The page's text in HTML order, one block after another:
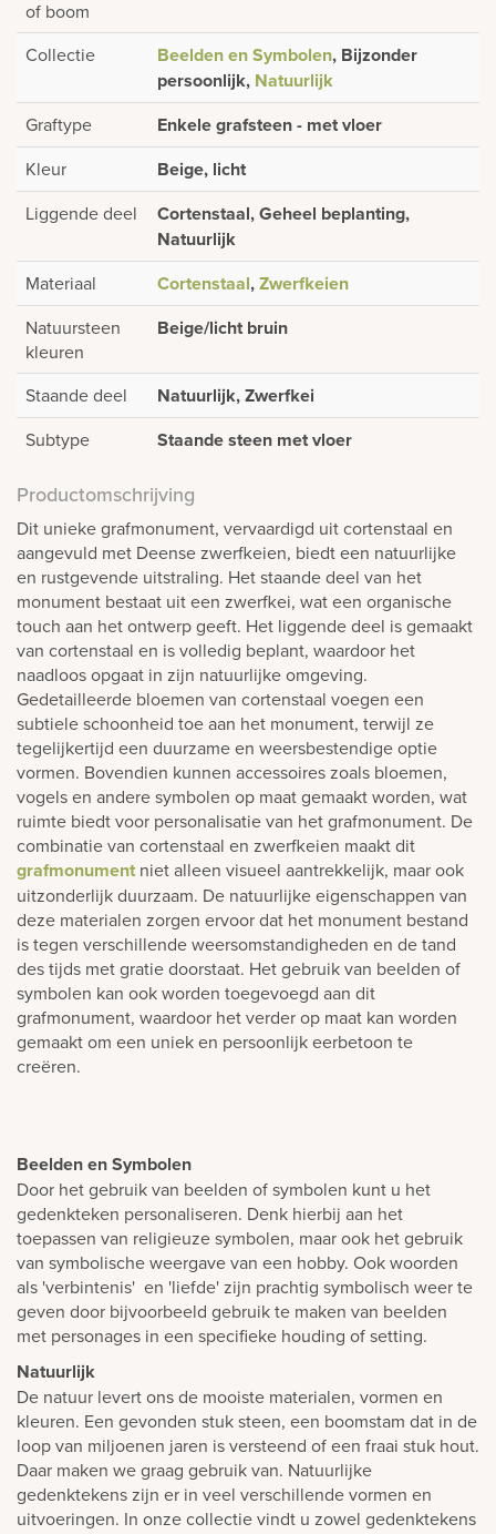
of boom
Collectie Beelden en Symbolen, Bijzonder
persoonlijk, Natuurlijk
Graftype Enkele grafsteen - met vloer
Kleur Beige, licht
Liggende deel
Cortenstaal, Geheel beplanting,
Natuurlijk
Materiaal Cortenstaal,Zwerfkeien
Natuursteen
kleuren
Beige/licht bruin
Staande deel Natuurlijk, Zwerfkei
Subtype Staande steen met vloer
Productomschrijving
Dit unieke grafmonument, vervaardigd uit cortenstaal en
aangevuld met Deense zwerfkeien, biedt een natuurlijke
en rustgevende uitstraling. Het staande deel van het
monument bestaat uit een zwerfkei, wat een organische
touch aan het ontwerp geeft. Het liggende deel is gemaakt
van cortenstaal en is volledig beplant, waardoor het
naadloos opgaat in zijn natuurlijke omgeving.
Gedetailleerde bloemen van cortenstaal voegen een
subtiele schoonheid toe aan het monument, terwijl ze
tegelijkertijd een duurzame en weersbestendige optie
vormen. Bovendien kunnen accessoires zoals bloemen,
vogels en andere symbolen op maat gemaakt worden, wat
ruimte biedt voor personalisatie van het grafmonument. De
combinatie van cortenstaal en zwerfkeien maakt dit
grafmonument niet alleen visueel aantrekkelijk, maar ook
uitzonderlijk duurzaam. De natuurlijke eigenschappen van
deze materialen zorgen ervoor dat het monument bestand
is tegen verschillende weersomstandigheden en de tand
des tijds met gratie doorstaat. Het gebruik van beelden of
symbolen kan ook worden toegevoegd aan dit
grafmonument, waardoor het verder op maat kan worden
gemaakt om een uniek en persoonlijk eerbetoon te
creëren.
Beelden en Symbolen
Door het gebruik van beelden of symbolen kunt u het
gedenkteken personaliseren. Denk hierbij aan het
toepassen van religieuze symbolen, maar ook het gebruik
van symbolische weergave van een hobby. Ook woorden
als 'verbintenis' en 'liefde' zijn prachtig symbolisch weer te
geven door bijvoorbeeld gebruik te maken van beelden
met personages in een specifieke houding of setting.
Natuurlijk
De natuur levert ons de mooiste materialen, vormen en
kleuren. Een gevonden stuk steen, een boomstam dat in de
loop van miljoenen jaren is versteend of een fraai stuk hout.
Daar maken we graag gebruik van. Natuurlijke
gedenktekens zijn er in veel verschillende vormen en
uitvoeringen. In onze collectie vindt u zowel gedenktekens